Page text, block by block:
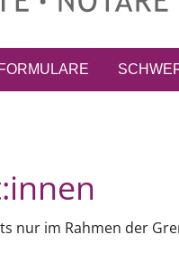
nur im Rahmen der